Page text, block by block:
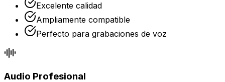
Excelente calidad
Ampliamente compatible
Perfecto para grabaciones de voz
Audio Profesional